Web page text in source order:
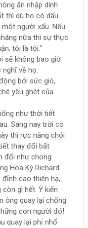
ăn nhập dính
thì dù họ có dấu
người xấu. Nếu
nữa thì sự thực
tôi là tôi."
sẽ không bao giờ
về họ.
bởi sức gió,
yêu ghét của
như thời tiết
Sáng nay trời có
thì rực nắng chói
thay đổi bất
đổi như chong
Hoa Kỳ Richard
cao thiên hạ,
gì hết. Ý kiến
ông quay lại chống
con người đó!
quay lại phỉ nhổ